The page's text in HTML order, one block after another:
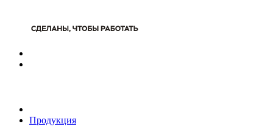
Продукция